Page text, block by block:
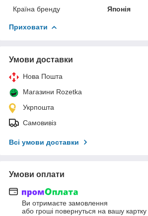
Країна бренду
Японія
Приховати
Умови доставки
Нова Пошта
Магазини Rozetka
Укрпошта
Самовивіз
Всі умови доставки
Умови оплати
Ви отримаєте замовлення
або гроші повернуться на вашу картку